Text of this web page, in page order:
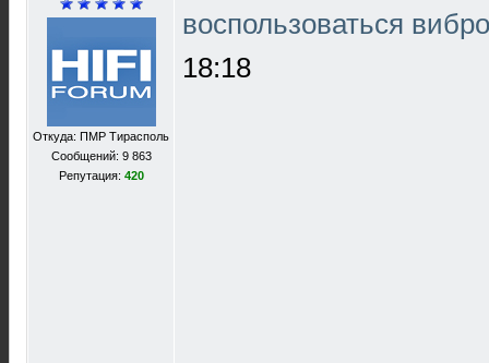
Откуда: ПМР Тирасполь
Сообщений: 9 863
Репутация: 420
воспользоваться
18:18